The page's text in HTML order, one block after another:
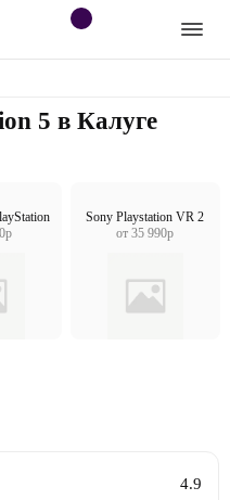
5 в Калуге
Sony Playstation VR 2
от 35 990р
4.9